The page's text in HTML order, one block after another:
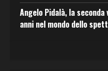
Angelo Pidalà, la
anni nel mondo dello